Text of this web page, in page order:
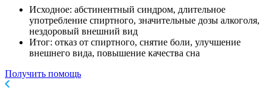
Исходное: абстинентный синдром, длительное
употребление спиртного, значительные дозы алкоголя,
нездоровый внешний вид
Итог: отказ от спиртного, снятие боли, улучшение
внешнего вида, повышение качества сна
Получить помощь